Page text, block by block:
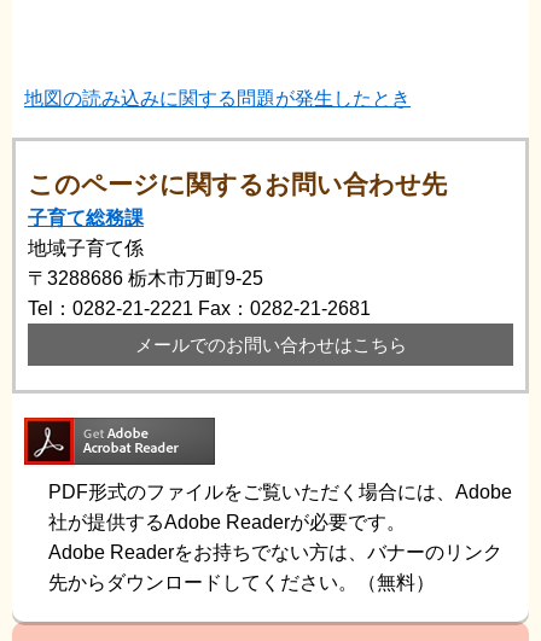
地図の読み込みに関する問題が発生したとき
このページに関するお問い合わせ先
子育て総務課
地域子育て係
〒3288686 栃木市万町9-25
Tel：0282-21-2221 Fax：0282-21-2681
メールでのお問い合わせはこちら
PDF形式のファイルをご覧いただく場合には、Adobe
社が提供するAdobe Readerが必要です。
Adobe Readerをお持ちでない方は、バナーのリンク
先からダウンロードしてください。（無料）